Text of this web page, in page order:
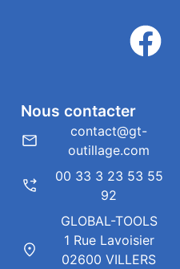
Nous contacter
contact@gt-
outillage.com
00 33 3 23 53 55
92
GLOBAL-TOOLS
1 Rue Lavoisier
02600 VILLERS